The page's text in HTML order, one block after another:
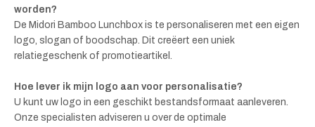
worden?
De Midori Bamboo Lunchbox is te personaliseren met een eigen
logo, slogan of boodschap. Dit creëert een uniek
relatiegeschenk of promotieartikel.
Hoe lever ik mijn logo aan voor personalisatie?
U kunt uw logo in een geschikt bestandsformaat aanleveren.
Onze specialisten adviseren u over de optimale